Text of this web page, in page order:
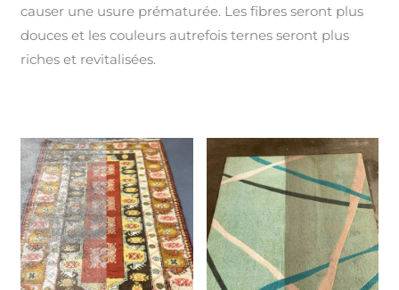
causer une usure prématurée. Les fibres seront plus
douces et les couleurs autrefois ternes seront plus
riches et revitalisées.